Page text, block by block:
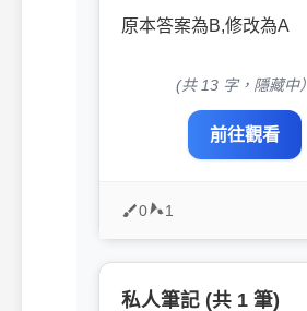
原本答案為B,修改為A
(共 13 字，隱藏中）
前往觀看
0 1
私人筆記 (共 1 筆)